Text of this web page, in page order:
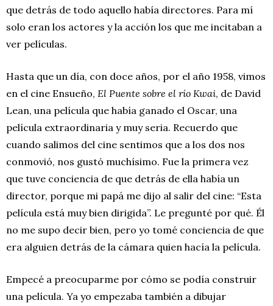
que detrás de todo aquello había directores. Para mí
solo eran los actores y la acción los que me incitaban a
ver películas.
Hasta que un día, con doce años, por el año 1958, vimos
en el cine Ensueño, El Puente sobre el río Kwai, de David
Lean, una película que había ganado el Oscar, una
película extraordinaria y muy seria. Recuerdo que
cuando salimos del cine sentimos que a los dos nos
conmovió, nos gustó muchísimo. Fue la primera vez
que tuve conciencia de que detrás de ella había un
director, porque mi papá me dijo al salir del cine: “Esta
película está muy bien dirigida”. Le pregunté por qué. Él
no me supo decir bien, pero yo tomé conciencia de que
era alguien detrás de la cámara quien hacía la película.
Empecé a preocuparme por cómo se podía construir
una película. Ya yo empezaba también a dibujar